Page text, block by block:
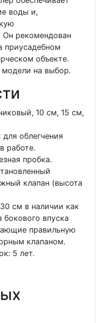
воды и,
Он рекомендован
приусадебном
объекте.
на выбор.
10 см, 15 см,
облегчения
работе.
пробка.
клапан (высота
см в наличии как
бокового впуска
правильную
клапаном.
5 лет.